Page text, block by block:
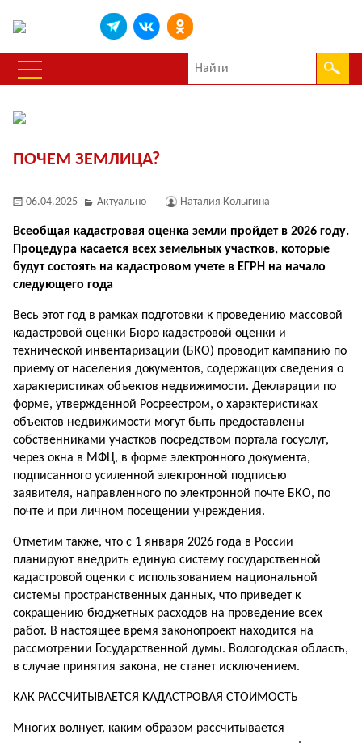
ПОЧЕМ ЗЕМЛИЦА?
06.04.2025 Актуально Наталия Колыгина
Всеобщая кадастровая оценка земли пройдет в 2026 году.
Процедура касается всех земельных участков, которые
будут состоять на кадастровом учете в ЕГРН на начало
следующего года
Весь этот год в рамках подготовки к проведению массовой
кадастровой оценки Бюро кадастровой оценки и
технической инвентаризации (БКО) проводит кампанию по
приему от населения документов, содержащих сведения о
характеристиках объектов недвижимости. Декларации по
форме, утвержденной Росреестром, о характеристиках
объектов недвижимости могут быть предоставлены
собственниками участков посредством портала госуслуг,
через окна в МФЦ, в форме электронного документа,
подписанного усиленной электронной подписью
заявителя, направленного по электронной почте БКО, по
почте и при личном посещении учреждения.
Отметим также, что с 1 января 2026 года в России
планируют внедрить единую систему государственной
кадастровой оценки с использованием национальной
системы пространственных данных, что приведет к
сокращению бюджетных расходов на проведение всех
работ. В настоящее время законопроект находится на
рассмотрении Государственной думы. Вологодская область,
в случае принятия закона, не станет исключением.
КАК РАССЧИТЫВАЕТСЯ КАДАСТРОВАЯ СТОИМОСТЬ
Многих волнует, каким образом рассчитывается